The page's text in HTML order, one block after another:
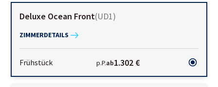
Deluxe Ocean Front(UD1)
ZIMMERDETAILS
Frühstück p.P.ab1.302 €